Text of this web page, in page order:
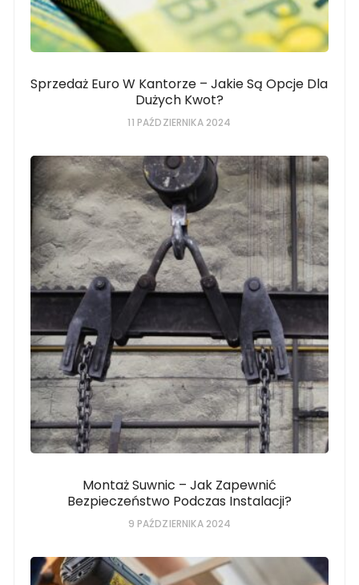
Sprzedaż Euro W Kantorze – Jakie Są Opcje Dla
Dużych Kwot?
11 PAŹDZIERNIKA 2024
Montaż Suwnic – Jak Zapewnić
Bezpieczeństwo Podczas Instalacji?
9 PAŹDZIERNIKA 2024